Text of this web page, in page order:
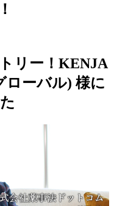
リー！KENJA
ローバル) 様に